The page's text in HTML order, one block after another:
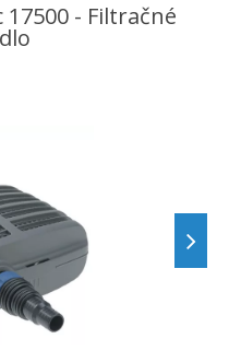
17500 - Filtračné